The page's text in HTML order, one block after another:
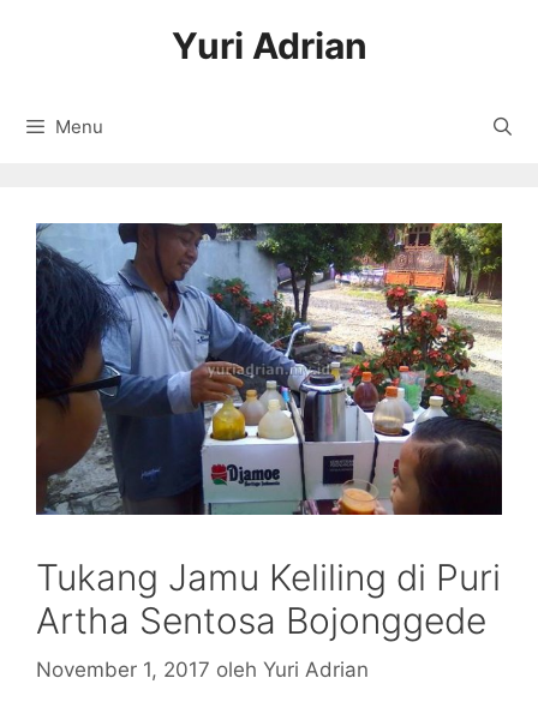
Yuri Adrian
Menu
Tukang Jamu Keliling di Puri
Artha Sentosa Bojonggede
November 1, 2017 oleh Yuri Adrian